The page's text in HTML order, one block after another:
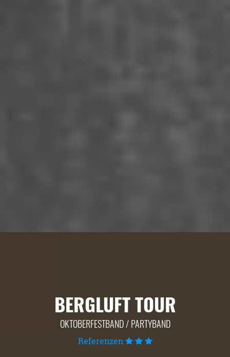
BERGLUFT TOUR
OKTOBERFESTBAND / PARTYBAND
Referenzen